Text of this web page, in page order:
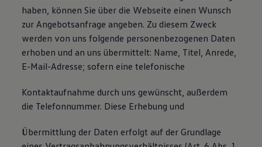
haben, können Sie über die Webseite einen Wunsch
zur Angebotsanfrage angeben. Zu diesem Zweck
werden von uns folgende personenbezogenen Daten
erhoben und an uns übermittelt: Name, Titel, Anrede,
E-Mail-Adresse; sofern eine telefonische
Kontaktaufnahme durch uns gewünscht, außerdem
die Telefonnummer. Diese Erhebung und
Übermittlung der Daten erfolgt auf der Grundlage